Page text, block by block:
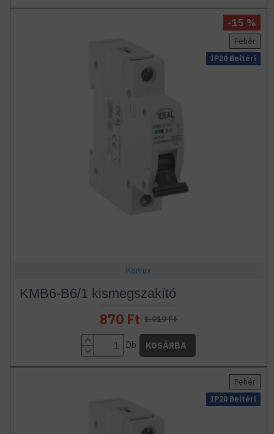
IP20 Beltéri
Fehér
-15 %
Kanlux
KMB6-B6/1 kismegszakító
870 Ft 1.019 Ft
Db KOSÁRBA
IP20 Beltéri
Fehér